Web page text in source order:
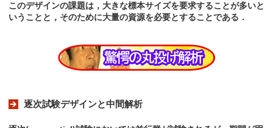
このデザインの課題は，大きな標本サイズを要求することが多いと
いうことと，そのために大量の資源を必要とすることである．
逐次試験デザインと中間解析